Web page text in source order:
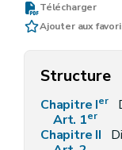
Télécharger
Ajouter aux
Structure
Chapitre Ier
Art. 1er
Chapitre II